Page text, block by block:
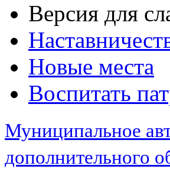
Версия для
Новые места
Воспитать
Муниципальное
дополнительного